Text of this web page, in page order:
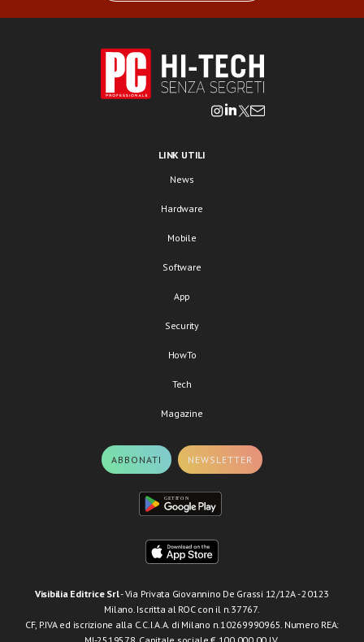
LINK UTILI
News
Hardware
Mobile
Software
App
Security
HowTo
Tech
Magazine
ABBONATI NEWSLETTER
Visibilia Editrice Srl- Via Privata Giovannino De Grassi 12/12A - 20123
Milano. Iscritta al ROC con il n.37767.
CF, P.IVA ed iscrizione alla C.C.I.A.A. di Milano n.10269990965. Numero REA:
MI-2519578. Capitale sociale € 100.000,00 I.V.